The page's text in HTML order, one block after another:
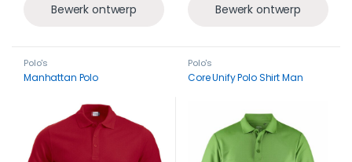
Bewerk ontwerp Bewerk ontwerp
Polo's
Manhattan Polo
Polo's
Core Unify Polo Shirt Man